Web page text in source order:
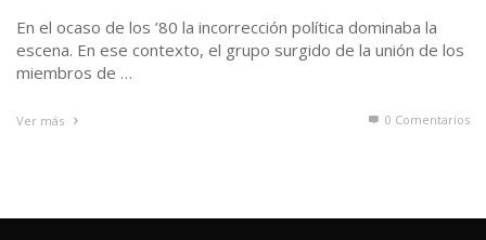
En el ocaso de los ’80 la incorrección política dominaba la
escena. En ese contexto, el grupo surgido de la unión de los
miembros de …
Ver más 0 Comentarios